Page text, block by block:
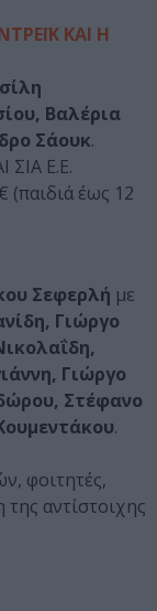
ΚΑΙ Η
Βαλέρια
Σάουκ.
ΣΙΑ Ε.Ε.
(παιδιά έως 12
Σεφερλή με
Γιώργο
Γιώργο
Στέφανο
.
φοιτητές,
αντίστοιχης